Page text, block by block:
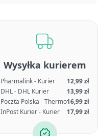
Wysyłka kurierem
Pharmalink - Kurier
12,99 zł
DHL - DHL Kurier
13,99 zł
Poczta Polska - Thermo16,99 zł
InPost Kurier - Kurier
17,99 zł